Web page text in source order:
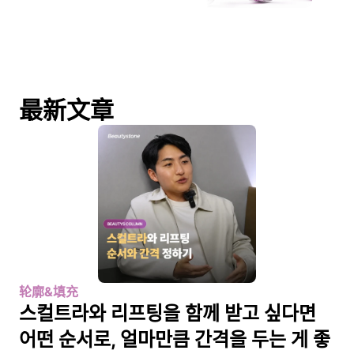
最新文章
轮廓&填充
스컬트라와 리프팅을 함께 받고 싶다면
어떤 순서로, 얼마만큼 간격을 두는 게 좋